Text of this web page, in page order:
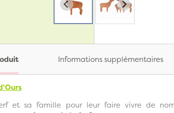
Informations supplémentaires
et sa famille pour leur faire vivre de